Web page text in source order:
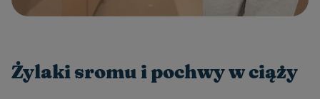
Żylaki sromu i pochwy w ciąży